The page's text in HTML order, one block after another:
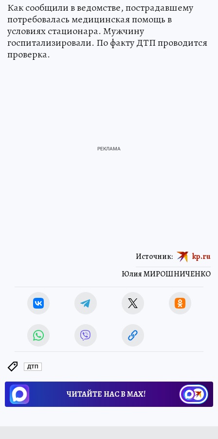
Как сообщили в ведомстве, пострадавшему
потребовалась медицинская помощь в
условиях стационара. Мужчину
госпитализировали. По факту ДТП проводится
проверка.
Юлия МИРОШНИЧЕНКО
Источник: kp.ru
ДТП
ЧИТАЙТЕ НАС В МАХ!